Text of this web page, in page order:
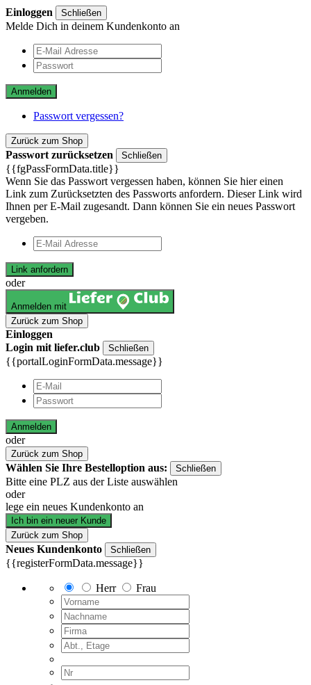
Einloggen Schließen
Melde Dich in deinem Kundenkonto an
Anmelden
Passwort vergessen?
Zurück zum Shop
Passwort zurücksetzen Schließen
{{fgPassFormData.title}}
Wenn Sie das Passwort vergessen haben, können Sie hier einen
Link zum Zurücksetzten des Passworts anfordern. Dieser Link wird
Ihnen per E-Mail zugesandt. Dann können Sie ein neues Passwort
vergeben.
Link anfordern
oder
Anmelden mit
Zurück zum Shop
Einloggen
Login mit liefer.club
Schließen
{{portalLoginFormData.message}}
Anmelden
oder
Zurück zum Shop
Wählen Sie Ihre Bestelloption aus: Schließen
Bitte eine PLZ aus der Liste auswählen
oder
lege ein neues Kundenkonto an
Ich bin ein neuer Kunde
Zurück zum Shop
Neues Kundenkonto Schließen
{{registerFormData.message}}
Herr Frau